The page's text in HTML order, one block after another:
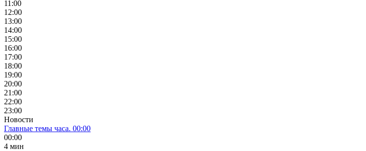
11:00
12:00
13:00
14:00
15:00
16:00
17:00
18:00
19:00
20:00
21:00
22:00
23:00
Новости
Главные темы часа. 00:00
00:00
4 мин